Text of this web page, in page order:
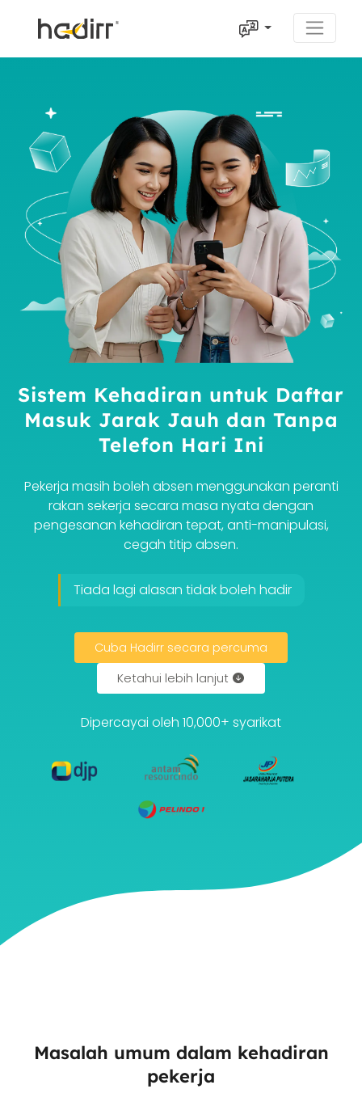
Sistem Kehadiran untuk Daftar
Masuk Jarak Jauh dan Tanpa
Telefon Hari Ini
Pekerja masih boleh absen menggunakan peranti
rakan sekerja secara masa nyata dengan
pengesanan kehadiran tepat, anti-manipulasi,
cegah titip absen.
Tiada lagi alasan tidak boleh hadir
Cuba Hadirr secara percuma
Ketahui lebih lanjut
Dipercayai oleh 10,000+ syarikat
Masalah umum dalam kehadiran
pekerja